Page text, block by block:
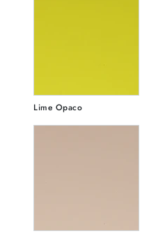
Lime Opaco